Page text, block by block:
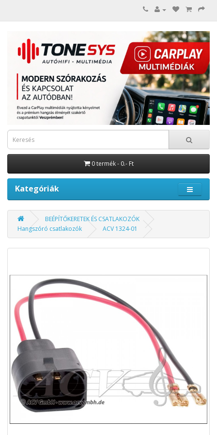
0 termék - 0.- Ft
Kategóriák
BEÉPÍTŐKERETEK ÉS CSATLAKOZÓK
Hangszóró csatlakozók
ACV 1324-01